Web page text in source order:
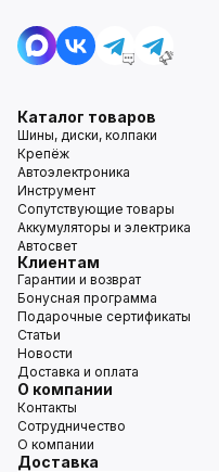
Каталог товаров
Шины, диски, колпаки
Крепёж
Автоэлектроника
Инструмент
Сопутствующие товары
Аккумуляторы и электрика
Автосвет
Клиентам
Гарантии и возврат
Бонусная программа
Подарочные сертификаты
Статьи
Новости
Доставка и оплата
О компании
Контакты
Сотрудничество
О компании
Доставка